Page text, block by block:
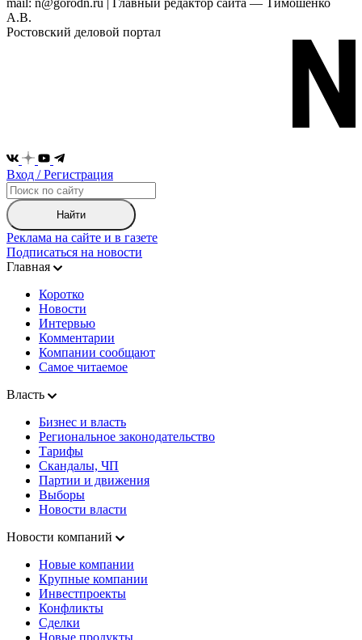
mail: n@gorodn.ru | Главный редактор сайта — Тимошенко
А.В.
Ростовский деловой портал
Вход / Регистрация
Найти
Реклама на сайте и в газете
Подписаться на новости
Главная
Коротко
Новости
Интервью
Комментарии
Компании сообщают
Самое читаемое
Власть
Бизнес и власть
Региональное законодательство
Тарифы
Скандалы, ЧП
Партии и движения
Выборы
Новости власти
Новости компаний
Новые компании
Крупные компании
Инвестпроекты
Конфликты
Сделки
Новые продукты